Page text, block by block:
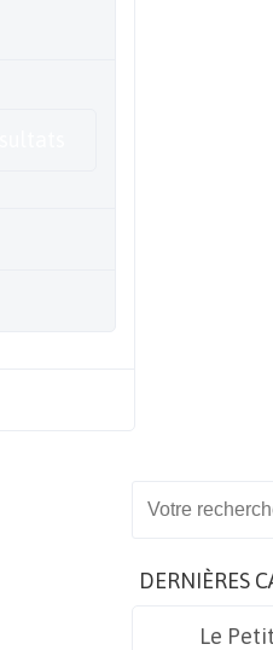
DERNIÈRES
Le